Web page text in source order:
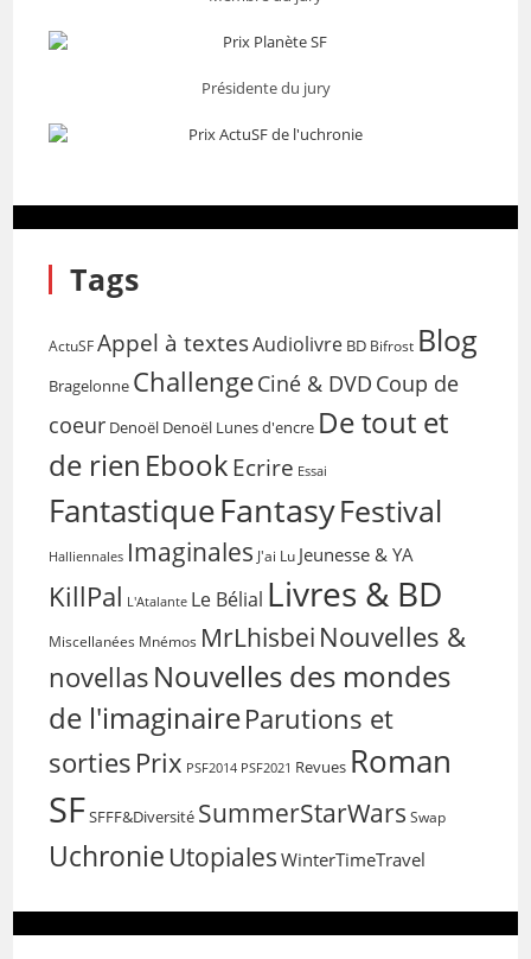
Présidente du jury
Tags
ActuSF Appel à textesAudiolivre BD Bifrost Blog
Bragelonne ChallengeCiné & DVD Coup de
coeur Denoël Denoël Lunes d'encre De tout et
de rien EbookEcrire Essai
FantastiqueFantasyFestival
Halliennales Imaginales J'ai Lu Jeunesse & YA
KillPal L'Atalante Le Bélial Livres & BD
Miscellanées Mnémos MrLhisbei Nouvelles &
novellas Nouvelles des mondes
de l'imaginaireParutions et
sorties Prix PSF2014 PSF2021 Revues Roman
SFSFFF&Diversité SummerStarWars Swap
Uchronie Utopiales WinterTimeTravel